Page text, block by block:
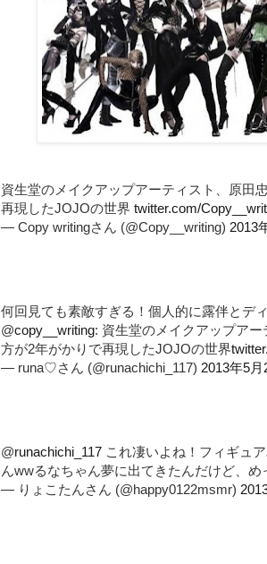
資生堂のメイクアップアーティスト、原田
再現したJOJOの世界 twitter.com/
— Copy writingさん (@Copy__writing) 2013
何回見ても素敵すぎる！個人的に露伴とデ
@copy__writing: 資生堂のメイクアップア
方が2年がかりで再現したJOJOの世界
— runa♡さん (@runachichi_117) 2013年5月
@runachichi_117 これ凄いよね！フィギュ
んwwるなちゃん夢に出てきたんだけど、め
— りょこたんさん (@happy0122msmr)